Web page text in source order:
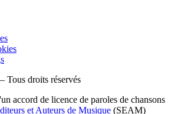
droits réservés
accord de licence de paroles de chansons
et Auteurs de Musique (SEAM)